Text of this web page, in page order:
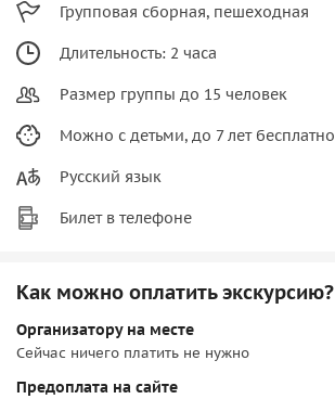
Групповая сборная, пешеходная
Длительность: 2 часа
Размер группы до 15 человек
Можно с детьми, до 7 лет бесплатно
Русский язык
Билет в телефоне
Как можно оплатить экскурсию?
Организатору на месте
Сейчас ничего платить не нужно
Предоплата на сайте